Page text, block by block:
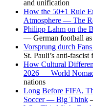
and unification
How the 50+1 Rule
Atmosphere — The
Philipp Lahm on the
— German football as
Vorsprung durch
St. Pauli’s anti-fascist
How Cultural
2026 — World
nations
Long Before FIFA,
Soccer — Big Think